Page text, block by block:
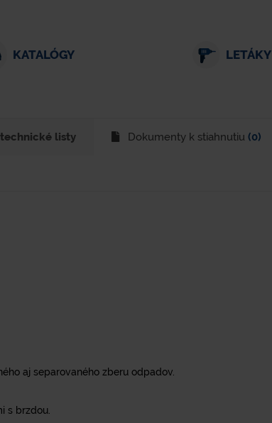
KATALÓGY LETÁKY
listy Dokumenty k stiahnutiu (0)
aj separovaného zberu odpadov.
s brzdou.